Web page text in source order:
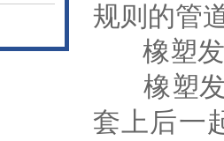
规则的管
橡塑发
橡塑发
套上后一